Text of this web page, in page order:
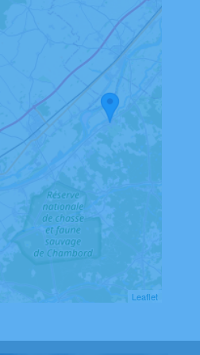
Leaflet